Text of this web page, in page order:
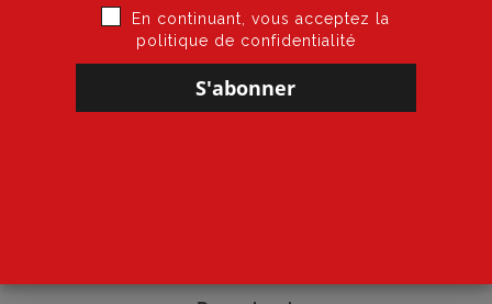
En continuant, vous acceptez la
politique de confidentialité